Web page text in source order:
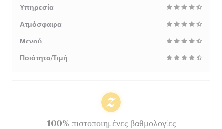
Υπηρεσία
Ατμόσφαιρα
Μενού
Ποιότητα/Τιμή
100% πιστοποιημένες βαθμολογίες